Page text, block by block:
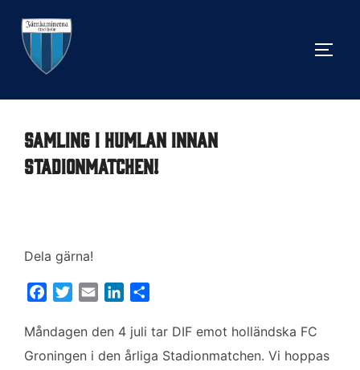
innehåll
Samling i Humlan innan
Stadionmatchen!
Dela gärna!
c
e
i
t
a
i
n
k
l
a
Måndagen den 4 juli tar DIF emot holländska FC
Groningen i den årliga Stadionmatchen. Vi hoppas